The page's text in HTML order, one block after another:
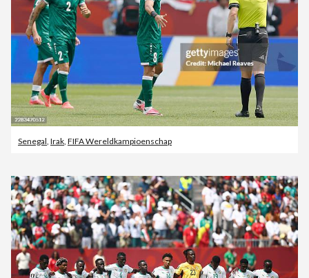
Senegal Irak FIFA Wereldkampioenschap